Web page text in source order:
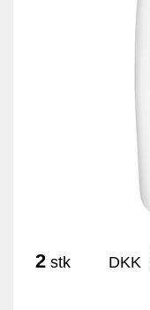
2 stk DKK